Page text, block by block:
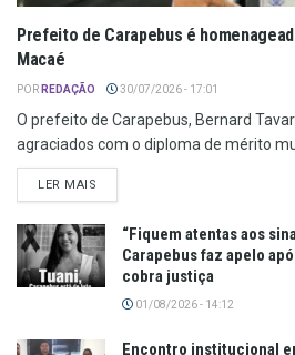
Prefeito de Carapebus é
Macaé
POR REDAÇÃO 30/07/2026 - 17:01
O prefeito de Carapebus, Bernard
agraciados com o diploma de mérito
LER MAIS
“Fiquem atentas aos
Carapebus faz apelo
cobra justiça
01/08/2026 - 14:12
Encontro institucional